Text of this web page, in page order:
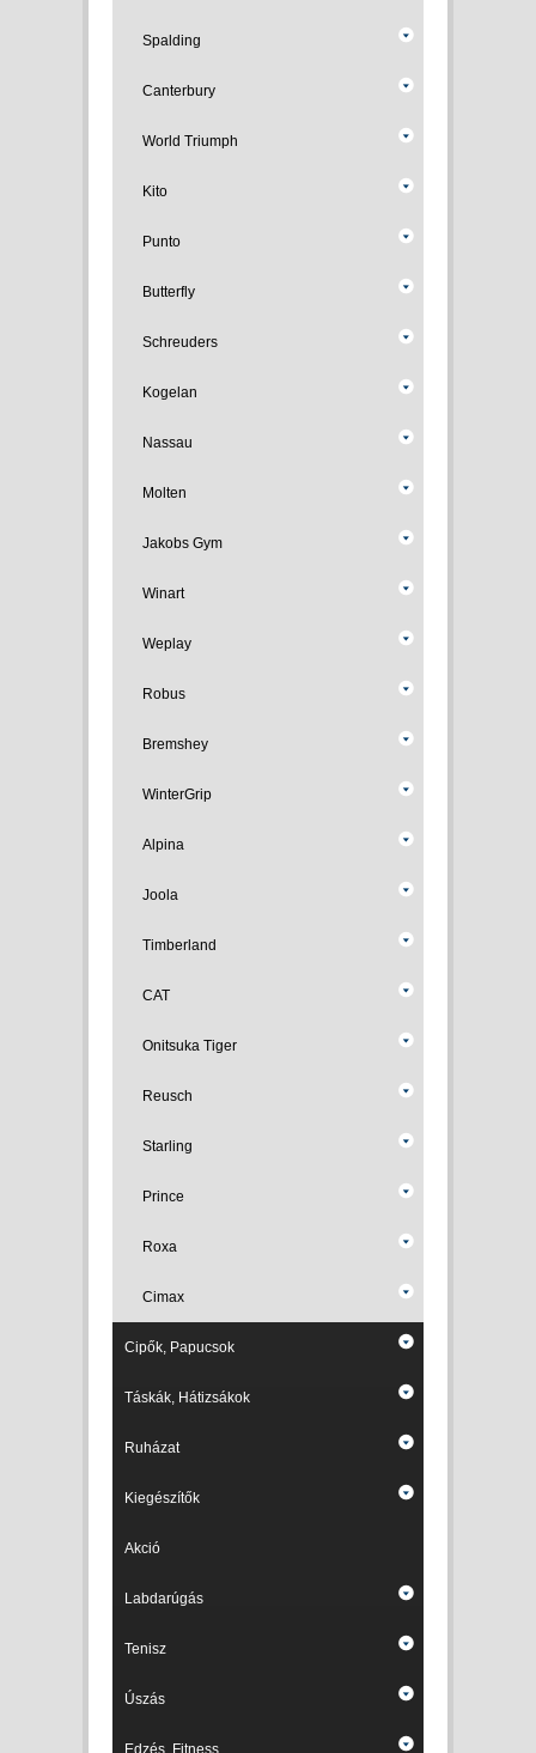
Spalding
Canterbury
World Triumph
Kito
Punto
Butterfly
Schreuders
Kogelan
Nassau
Molten
Jakobs Gym
Winart
Weplay
Robus
Bremshey
WinterGrip
Alpina
Joola
Timberland
CAT
Onitsuka Tiger
Reusch
Starling
Prince
Roxa
Cimax
Cipők, Papucsok
Táskák, Hátizsákok
Ruházat
Kiegészítők
Akció
Labdarúgás
Tenisz
Úszás
Edzés, Fitness